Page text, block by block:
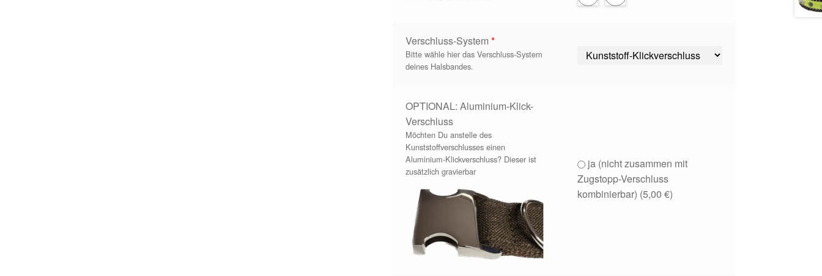
Verschluss-System*
Bitte wähle hier das Verschluss-System
deines Halsbandes.
OPTIONAL: Aluminium-Klick-
Verschluss
Möchten Du anstelle des
Kunststoffverschlusses einen
Aluminium-Klickverschluss? Dieser ist
zusätzlich gravierbar
ja (nicht zusammen mit
Zugstopp-Verschluss
kombinierbar) (5,00€)